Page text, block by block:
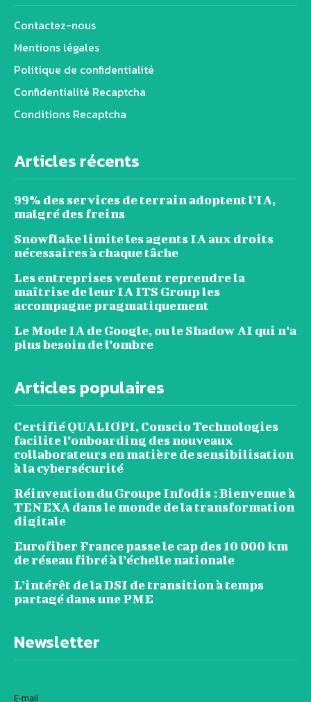
Contactez-nous
Mentions légales
Politique de confidentialité
Confidentialité Recaptcha
Conditions Recaptcha
Articles récents
99% des services de terrain adoptent l’IA,
malgré des freins
Snowflake limite les agents IA aux droits
nécessaires à chaque tâche
Les entreprises veulent reprendre la
maîtrise de leur IA ITS Group les
accompagne pragmatiquement
Le Mode IA de Google, ou le Shadow AI qui n’a
plus besoin de l’ombre
Articles populaires
Certifié QUALIOPI, Conscio Technologies
facilite l’onboarding des nouveaux
collaborateurs en matière de sensibilisation
à la cybersécurité
Réinvention du Groupe Infodis : Bienvenue à
TENEXA dans le monde de la transformation
digitale
Eurofiber France passe le cap des 10 000 km
de réseau fibré à l’échelle nationale
L’intérêt de la DSI de transition à temps
partagé dans une PME
Newsletter
E-mail